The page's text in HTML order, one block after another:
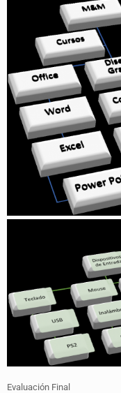
Evaluación Final